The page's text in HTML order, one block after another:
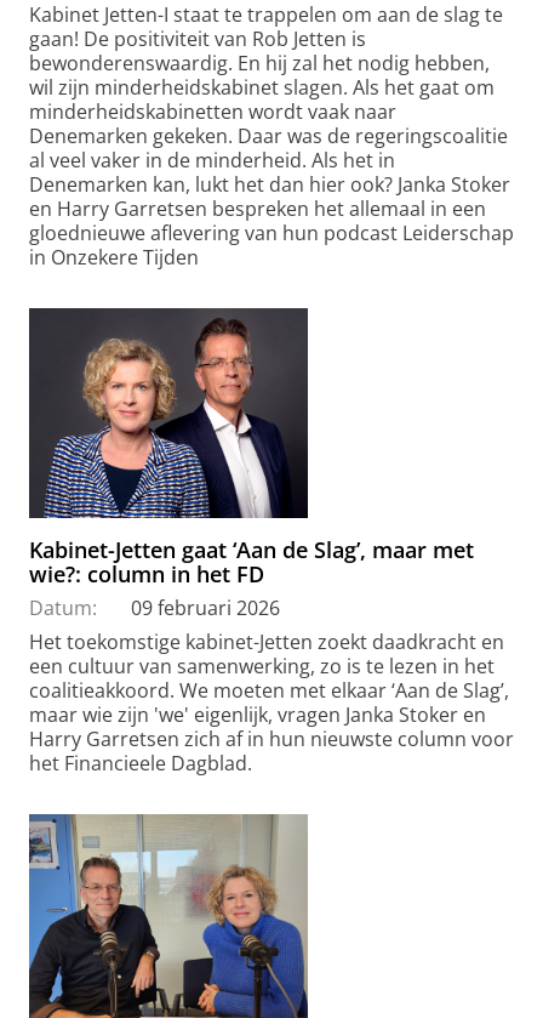
Kabinet Jetten-I staat te trappelen om aan de slag te
gaan! De positiviteit van Rob Jetten is
bewonderenswaardig. En hij zal het nodig hebben,
wil zijn minderheidskabinet slagen. Als het gaat om
minderheidskabinetten wordt vaak naar
Denemarken gekeken. Daar was de regeringscoalitie
al veel vaker in de minderheid. Als het in
Denemarken kan, lukt het dan hier ook? Janka Stoker
en Harry Garretsen bespreken het allemaal in een
gloednieuwe aflevering van hun podcast Leiderschap
in Onzekere Tijden
Kabinet-Jetten gaat ‘Aan de Slag’, maar met
wie?: column in het FD
Datum:
09 februari 2026
Het toekomstige kabinet-Jetten zoekt daadkracht en
een cultuur van samenwerking, zo is te lezen in het
coalitieakkoord. We moeten met elkaar ‘Aan de Slag’,
maar wie zijn 'we' eigenlijk, vragen Janka Stoker en
Harry Garretsen zich af in hun nieuwste column voor
het Financieele Dagblad.